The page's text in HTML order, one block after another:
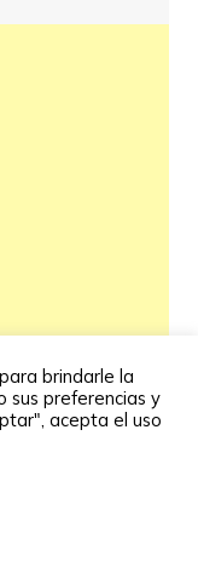
brindarle la
sus preferencias y
acepta el uso